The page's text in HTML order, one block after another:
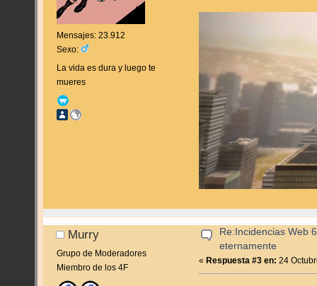
Mensajes: 23.912
Sexo:
La vida es dura y luego te
mueres
Murry
Grupo de Moderadores
Miembro de los 4F
Re:Incidencias Web
eternamente
«Respuesta #3 en: 24